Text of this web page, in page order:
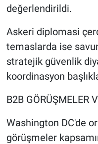
değerlendirildi.
Askeri diplomasi
temaslarda ise
stratejik güvenlik
koordinasyon
B2B GÖRÜŞMELER
Washington DC'de
görüşmeler